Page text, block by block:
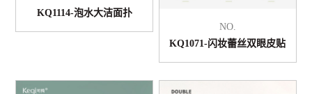
KQ1114-泡水大洁面扑
NO.
KQ1071-闪妆蕾丝双眼皮贴